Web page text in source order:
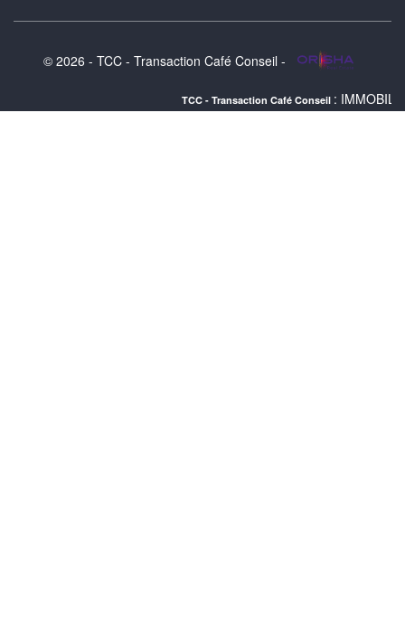
© 2026 - TCC - Transaction Café Conseil -
TCC - Transaction Café Conseil: IMMOBILIER NORD